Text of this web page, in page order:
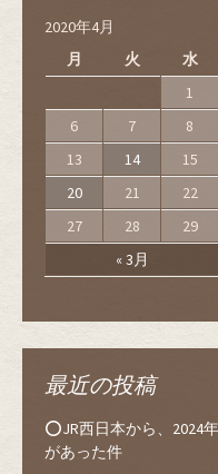
2020年4月
月
火 水
« 3月
1
6
7 8
13
14 15
20
21 22
27
28 29
最近の投稿
⭕️JR西日本から、2024
があった件